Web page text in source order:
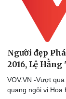
Người đẹp
2016, Lệ
VOV.VN -Vượt
quang ngôi vị Hoa